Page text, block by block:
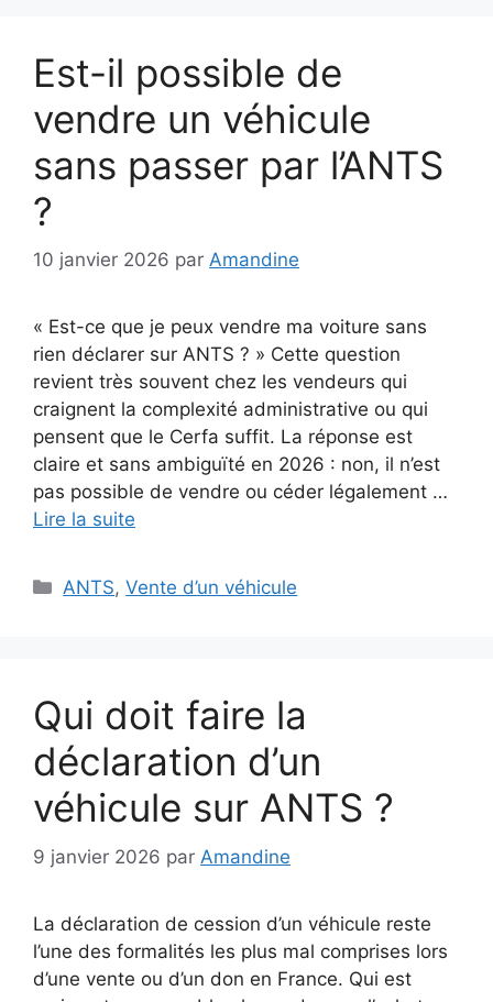
Est-il possible de
vendre un véhicule
sans passer par l’ANTS
?
10 janvier 2026 par Amandine
« Est-ce que je peux vendre ma voiture sans
rien déclarer sur ANTS ? » Cette question
revient très souvent chez les vendeurs qui
craignent la complexité administrative ou qui
pensent que le Cerfa suffit. La réponse est
claire et sans ambiguïté en 2026 : non, il n’est
pas possible de vendre ou céder légalement …
Lire la suite
Catégories
ANTS,Vente d’un véhicule
Qui doit faire la
déclaration d’un
véhicule sur ANTS ?
9 janvier 2026 par Amandine
La déclaration de cession d’un véhicule reste
l’une des formalités les plus mal comprises lors
d’une vente ou d’un don en France. Qui est